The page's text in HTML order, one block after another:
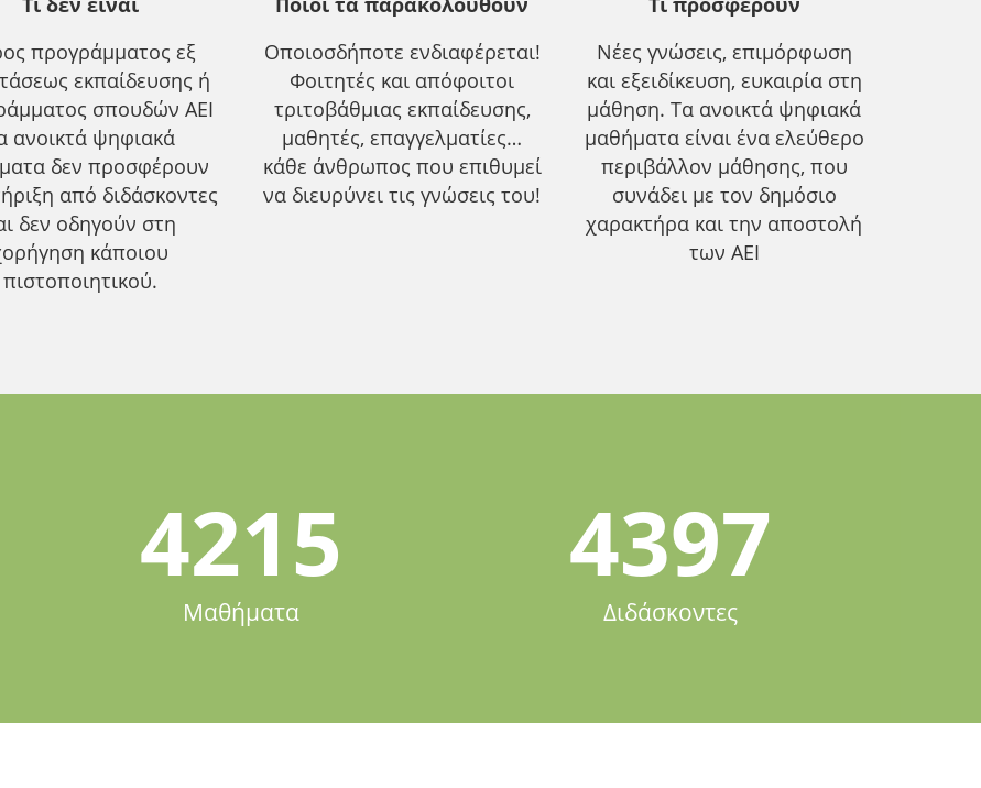
προγράμματος εξ
εκπαίδευσης ή
σπουδών ΑΕΙ
ανοικτά ψηφιακά
δεν προσφέρουν
από διδάσκοντες
δεν οδηγούν στη
κάποιου
πιστοποιητικού.
Οποιοσδήποτε ενδιαφέρεται!
Φοιτητές και απόφοιτοι
τριτοβάθμιας εκπαίδευσης,
μαθητές, επαγγελματίες…
κάθε άνθρωπος που επιθυμεί
να διευρύνει τις γνώσεις του!
Νέες γνώσεις, επιμόρφωση
και εξειδίκευση, ευκαιρία στη
μάθηση. Τα ανοικτά ψηφιακά
μαθήματα είναι ένα ελεύθερο
περιβάλλον μάθησης, που
συνάδει με τον δημόσιο
χαρακτήρα και την αποστολή
των ΑΕΙ
4215
Μαθήματα
4397
Διδάσκοντες